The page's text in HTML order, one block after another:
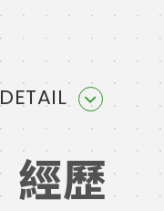
DETAIL
經歷